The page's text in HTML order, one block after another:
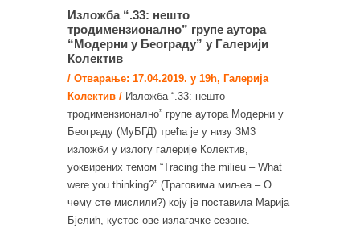
Изложба “.33: нешто
тродимензионално” групе аутора
“Модерни у Београду” у Галерији
Колектив
/ Отварање: 17.04.2019. у 19h, Галерија
Колектив / Изложба “.33: нешто
тродимензионално” групе аутора Модерни у
Београду (МуБГД) трећа је у низу 3М3
изложби у излогу галерије Колектив,
уоквирених темом “Tracing the milieu – What
were you thinking?” (Траговима миљеа – О
чему сте мислили?) коју је поставила Марија
Бјелић, кустос ове излагачке сезоне.